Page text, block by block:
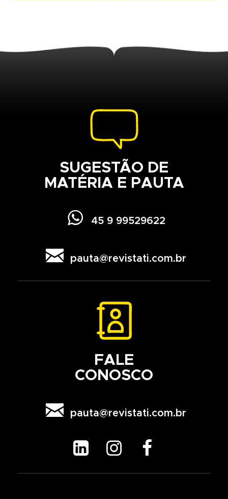
SUGESTÃO DE
MATÉRIA E PAUTA
 45 9 99529622
 pauta@revistati.com.br
FALE
CONOSCO
 pauta@revistati.com.br
  